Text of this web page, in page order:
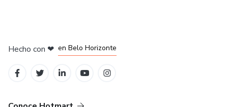
Hecho con ❤ en Belo Horizonte